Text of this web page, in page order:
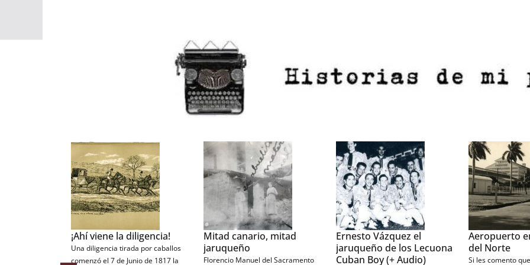
La vieja destilería
En 1928 la empresa propietaria de la
Destilería Santa Cruz del Norte
El Ñato Rubiera
Sin lugar a dudas que entre los
repentistas y cultores de la décima
Jaruco una historia entre
paredes (Video)
Una muestra de la variada
La Torre del
huella de la
azucarera en